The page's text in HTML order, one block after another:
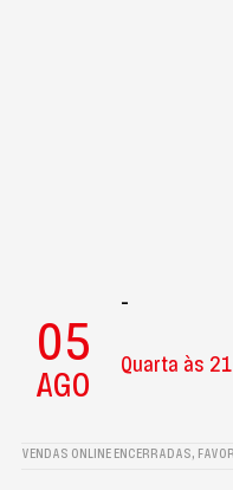
05
AGO
-
Quarta às
VENDAS ONLINE ENCERRADAS,